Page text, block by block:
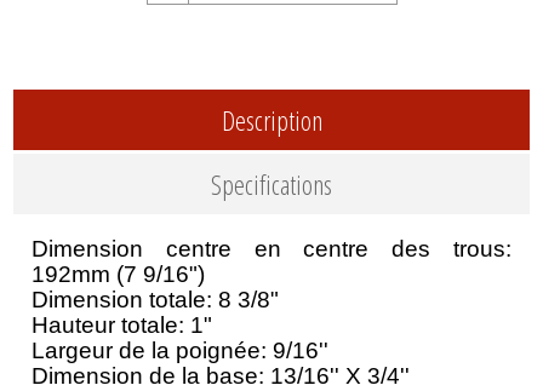
Description
Specifications
Dimension centre en centre des trous:
192mm (7 9/16")
Dimension totale: 8 3/8"
Hauteur totale: 1"
Largeur de la poignée: 9/16''
Dimension de la base: 13/16'' X 3/4''